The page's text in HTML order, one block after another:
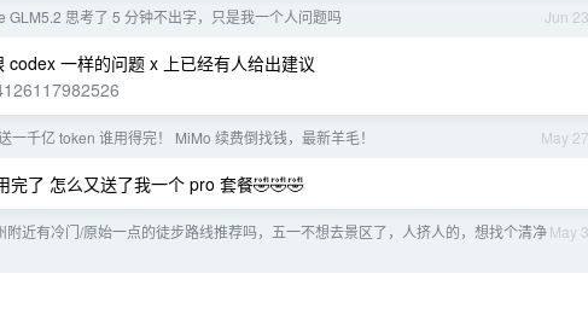
Jun 23
GLM5.2 思考了 5 分钟不出字，只是我一个人问题吗
一样的问题 x 上已经有人给出建议
May 27
一千亿 token 谁用得完！ MiMo 续费倒找钱，最新羊毛！
完了 怎么又送了我一个 pro 套餐🤣🤣🤣
May 3
附近有冷门/原始一点的徒步路线推荐吗，五一不想去景区了，人挤人的，想找个清净